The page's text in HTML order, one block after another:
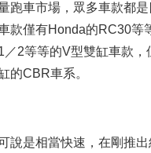
跑車市場，眾多車款都
款僅有Honda的RC30等
2等等的V型雙缸車款，
的CBR車系。
說是相當快速，在剛推